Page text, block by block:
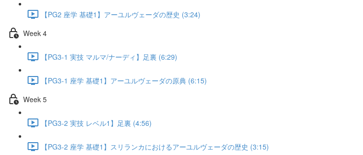
【PG2 座学 基礎1】アーユルヴェーダの歴史 (3:24)
Week 4
【PG3-1 実技 マルマ/ナーディ】足裏 (6:29)
【PG3-1 座学 基礎1】アーユルヴェーダの原典 (6:15)
Week 5
【PG3-2 実技 レベル1】足裏 (4:56)
【PG3-2 座学 基礎1】スリランカにおけるアーユルヴェーダの歴史 (3:15)